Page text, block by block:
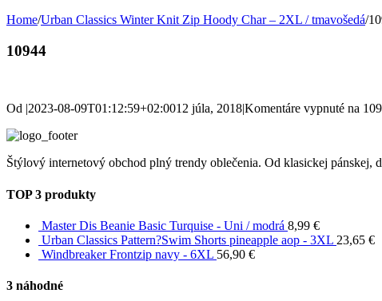
Home/Urban Classics Winter Knit Zip Hoody Char – 2XL / tmavošedá/
10944
Od |2023-08-09T01:12:59+02:0012 júla, 2018|Komentáre vypnuté na
Štýlový internetový obchod plný trendy oblečenia. Od klasickej pánskej,
TOP 3 produkty
Master Dis Beanie Basic Turquise - Uni / modrá 8,99 €
Urban Classics Pattern?Swim Shorts pineapple aop - 3XL 23,65 €
Windbreaker Frontzip navy - 6XL 56,90 €
3 náhodné